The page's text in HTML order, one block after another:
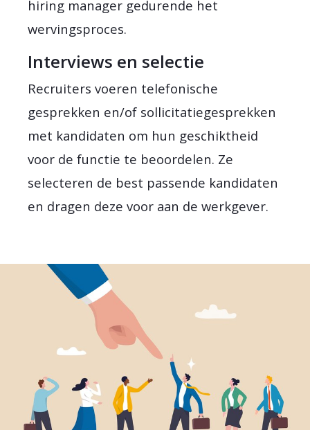
hiring manager gedurende het
wervingsproces.
Interviews en selectie
Recruiters voeren telefonische
gesprekken en/of sollicitatiegesprekken
met kandidaten om hun geschiktheid
voor de functie te beoordelen. Ze
selecteren de best passende kandidaten
en dragen deze voor aan de werkgever.